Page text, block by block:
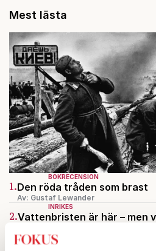
Mest lästa
BOKRECENSION
1.Den röda tråden som brast
Av: Gustaf Lewander
INRIKES
2.Vattenbristen är här – men
Av: Susanne Gäre